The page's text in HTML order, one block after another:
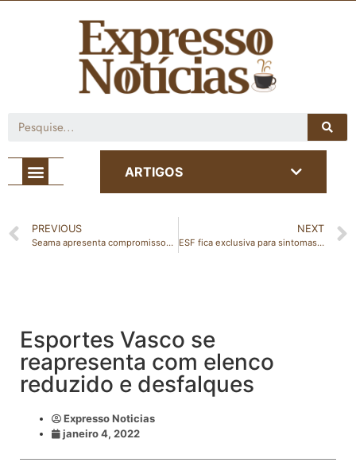
ARTIGOS
PREVIOUS
Seama apresenta compromissos do Governo do Estado firmados na COP 26 na 104º Reunião da Abema
NEXT
ESF fica exclusiva para sintomas de gripe durante feriado de Ano Novo em São Gabriel
Esportes Vasco se
reapresenta com elenco
reduzido e desfalques
Expresso Noticias
janeiro 4, 2022